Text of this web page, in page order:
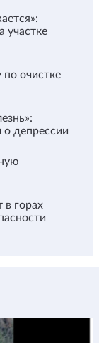
участке
очистке
о депрессии
в горах